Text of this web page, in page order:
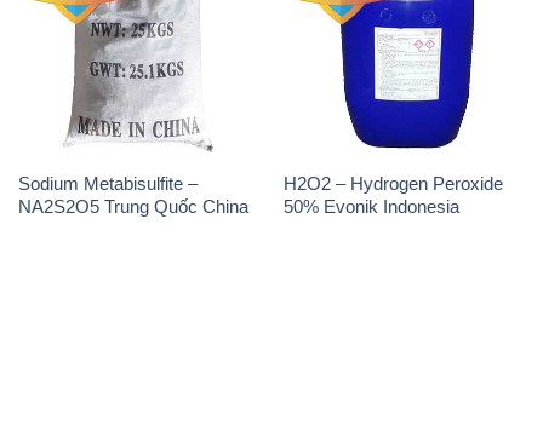
Sodium Metabisulfite –
NA2S2O5 Trung Quốc China
H2O2 – Hydrogen Peroxide
50% Evonik Indonesia